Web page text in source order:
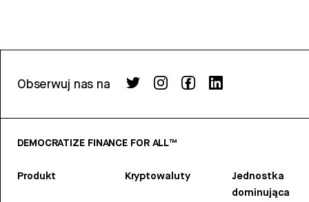
Obserwuj nas na
DEMOCRATIZE FINANCE FOR ALL™
Produkt Kryptowaluty
Jednostka
dominująca